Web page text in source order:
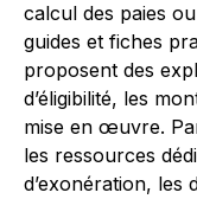
calcul des paies
guides et fiches
proposent des
d’éligibilité, les
mise en œuvre.
les ressources
d’exonération, les